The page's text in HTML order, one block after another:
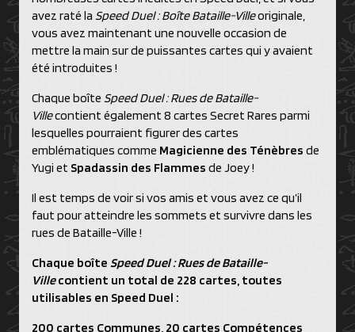
avez raté la Speed Duel : Boîte Bataille-Villeoriginale,
vous avez maintenant une nouvelle occasion de
mettre la main sur de puissantes cartes qui y avaient
été introduites !
Chaque boîte Speed Duel : Rues de Bataille-
Villecontient également 8 cartes Secret Rares parmi
lesquelles pourraient figurer des cartes
emblématiques comme Magicienne des Ténèbres de
Yugi et Spadassin des Flammes de Joey !
Il est temps de voir si vos amis et vous avez ce qu’il
faut pour atteindre les sommets et survivre dans les
rues de Bataille-Ville !
Chaque boîte Speed Duel : Rues de Bataille-
Villecontient un total de 228 cartes, toutes
utilisables en Speed Duel :
200 cartes Communes, 20 cartes Compétences